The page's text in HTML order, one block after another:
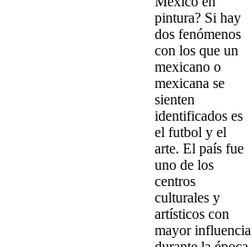
pintura? Si hay
dos fenómenos
con los que un
mexicano o
mexicana se
sienten
identificados es
el futbol y el
arte. El país fue
uno de los
centros
culturales y
artísticos con
mayor influencia